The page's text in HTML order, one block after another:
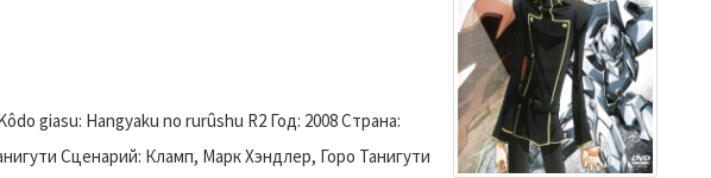
giasu: Hangyaku no rurûshu R2 Год: 2008 Страна:
Сценарий: Кламп, Марк Хэндлер, Горо Танигути